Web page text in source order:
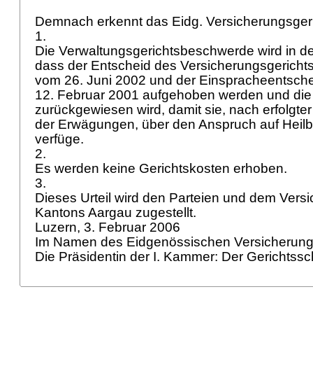
Demnach erkennt das Eidg.
1.
Die Verwaltungsgerichtsbeschwerde wird in
dass der Entscheid des
vom 26. Juni 2002 und der
12. Februar 2001 aufgehoben werden und
zurückgewiesen wird, damit sie, nach
der Erwägungen, über den Anspruch auf
verfüge.
2.
Es werden keine Gerichtskosten erhoben.
3.
Dieses Urteil wird den Parteien und dem
Kantons Aargau zugestellt.
Luzern, 3. Februar 2006
Im Namen des Eidgenössischen
Die Präsidentin der I. Kammer: Der